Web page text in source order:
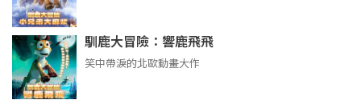
馴鹿大冒險：響鹿飛飛
笑中帶淚的北歐動畫大作